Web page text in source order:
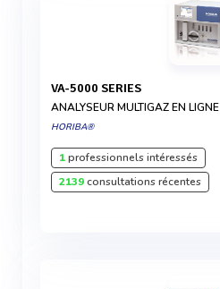
VA-5000 SERIES
ANALYSEUR MULTIGAZ EN LIGNE
HORIBA®
1professionnels intéressés
2139consultations récentes